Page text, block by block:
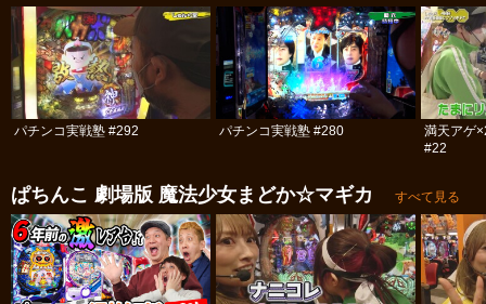
パチンコ実戦塾 #292 パチンコ実戦塾 #280
満天アゲ
#22
ぱちんこ 劇場版 魔法少女まどか☆マギカ すべて見る